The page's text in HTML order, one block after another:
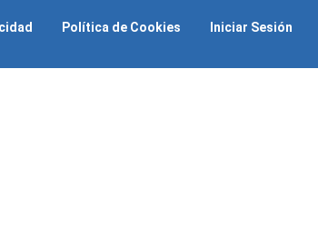
Política de Cookies Iniciar Sesión